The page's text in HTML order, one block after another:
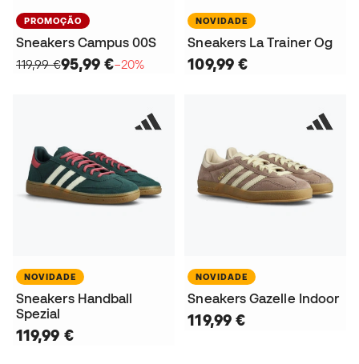
PROMOÇÃO
Sneakers Campus 00S
119,99 €95,99 €−20%
NOVIDADE
Sneakers La Trainer Og
109,99 €
NOVIDADE
Sneakers Handball
Spezial
119,99 €
NOVIDADE
Sneakers Gazelle Indoor
119,99 €